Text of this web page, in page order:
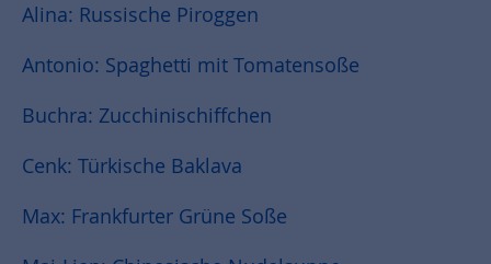
Alina: Russische Piroggen
Antonio: Spaghetti mit Tomatensoße
Buchra: Zucchinischiffchen
Cenk: Türkische Baklava
Max: Frankfurter Grüne Soße